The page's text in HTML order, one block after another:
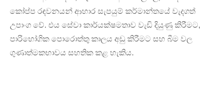
කෝප්ප රඳවනයන් ආහාර සැපයුම් කර්මාන්තයේ වැදගත්
උපාංග වේ. එය සේවා කාර්යක්ෂමතාව වැඩි දියුණු කිරීමට,
පාරිභෝගික පොරොත්තු කාලය අඩු කිරීමට සහ බීම වල
ගුණාත්මකභාවය සහතික කළ හැකිය.